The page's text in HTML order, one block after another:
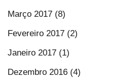
Março 2017 (8)
Fevereiro 2017 (2)
Janeiro 2017 (1)
Dezembro 2016 (4)